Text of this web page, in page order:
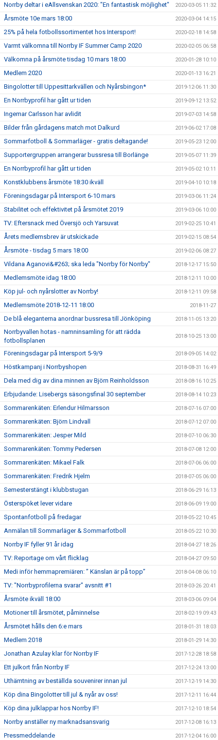
Norrby deltar i eAllsvenskan 2020: "En fantastisk möjlighet" 2020-03-05 11:32
Årsmöte 10e mars 18:00 2020-03-04 14:15
25% på hela fotbollssortimentet hos Intersport! 2020-02-18 14:58
Varmt välkomna till Norrby IF Summer Camp 2020 2020-02-05 06:58
Välkomna på årsmöte tisdag 10 mars 18:00 2020-01-28 10:10
Medlem 2020 2020-01-13 16:21
Bingolotter till Uppesittarkvällen och Nyårsbingon* 2019-12-06 11:30
En Norrbyprofil har gått ur tiden 2019-09-12 13:52
Ingemar Carlsson har avlidit 2019-07-03 14:58
Bilder från gårdagens match mot Dalkurd 2019-06-02 17:08
Sommarfotboll & Sommarläger - gratis deltagande! 2019-05-23 12:00
Supportergruppen arrangerar bussresa till Borlänge 2019-05-07 11:39
En Norrbyprofil har gått ur tiden 2019-05-02 10:11
Konstklubbens årsmöte 18:30 ikväll 2019-04-10 10:18
Föreningsdagar på Intersport 6-10 mars 2019-03-06 11:24
Stabilitet och effektivitet på årsmötet 2019 2019-03-06 10:00
TV: Eftersnack med Översjö och Yarsuvat 2019-02-25 10:41
Årets medlemsbrev är utskickade 2019-02-15 08:54
Årsmöte - tisdag 5 mars 18:00 2019-02-06 08:27
Vildana Aganovi&#263; ska leda "Norrby för Norrby" 2018-12-17 15:50
Medlemsmöte idag 18:00 2018-12-11 10:00
Köp jul- och nyårslotter av Norrby! 2018-12-11 09:58
Medlemsmöte 2018-12-11 18:00 2018-11-27
De blå eleganterna anordnar bussresa till Jönköping 2018-11-05 13:20
Norrbyvallen hotas - namninsamling för att rädda
fotbollsplanen
2018-10-25 13:00
Föreningsdagar på Intersport 5-9/9 2018-09-05 14:02
Höstkampanj i Norrbyshopen 2018-08-31 16:49
Dela med dig av dina minnen av Björn Reinholdsson 2018-08-16 10:25
Erbjudande: Lisebergs säsongsfinal 30 september 2018-08-14 10:23
Sommarenkäten: Erlendur Hilmarsson 2018-07-16 07:00
Sommarenkäten: Björn Lindvall 2018-07-12 07:00
Sommarenkäten: Jesper Mild 2018-07-10 06:30
Sommarenkäten: Tommy Pedersen 2018-07-08 12:00
Sommarenkäten: Mikael Falk 2018-07-06 06:00
Sommarenkäten: Fredrik Hjelm 2018-07-05 06:00
Semesterstängt i klubbstugan 2018-06-29 16:13
Österspöket lever vidare 2018-06-09 19:00
Spontanfotboll på fredagar 2018-05-22 10:45
Anmälan till Sommarläger & Sommarfotboll 2018-05-22 10:30
Norrby IF fyller 91 år idag 2018-04-27 18:26
TV: Reportage om vårt flicklag 2018-04-27 09:50
Medi inför hemmapremiären: ” Känslan är på topp” 2018-04-08 06:10
TV: "Norrbyprofilerna svarar" avsnitt #1 2018-03-26 20:41
Årsmöte ikväll 18:00 2018-03-06 09:04
Motioner till årsmötet, påminnelse 2018-02-19 09:43
Årsmötet hålls den 6:e mars 2018-01-31 18:03
Medlem 2018 2018-01-29 14:30
Jonathan Azulay klar för Norrby IF 2017-12-28 18:58
Ett julkort från Norrby IF 2017-12-24 13:00
Uthämtning av beställda souvenirer innan jul 2017-12-19 14:30
Köp dina Bingolotter till jul & nyår av oss! 2017-12-11 16:44
Köp dina julklappar hos Norrby IF! 2017-12-10 18:54
Norrby anställer ny marknadsansvarig 2017-12-08 16:13
Pressmeddelande 2017-12-04 16:00